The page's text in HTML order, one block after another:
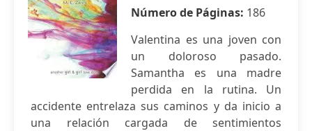
Número de Páginas: 186
Valentina es una joven con
un doloroso pasado.
Samantha es una madre
perdida en la rutina. Un
accidente entrelaza sus caminos y da inicio a
una relación cargada de sentimientos